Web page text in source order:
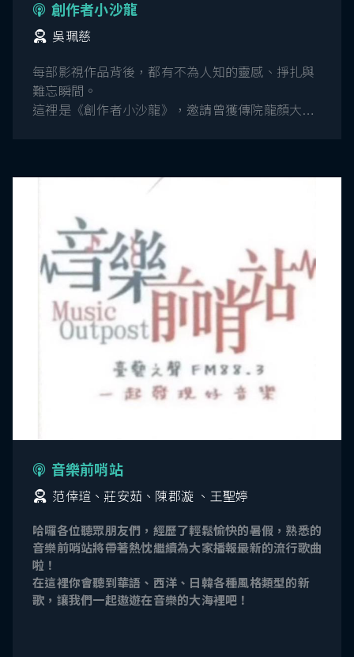
創作者小沙龍
吳珮慈
每部影視作品背後，都有不為人知的靈感、掙扎與
難忘瞬間。
這裡是《創作者小沙龍》，邀請曾獲傳院龍顏大觀
歡迎收聽《創作者小沙龍》。
音樂前哨站
范倖瑄、莊安茹、陳郡漩 、王聖婷
哈囉各位聽眾朋友們，經歷了輕鬆愉快的暑假，熟悉的
音樂前哨站將帶著熱忱繼續為大家播報最新的流行歌曲
啦！
在這裡你會聽到華語、西洋、日韓各種風格類型的新
歌，讓我們一起遨遊在音樂的大海裡吧！